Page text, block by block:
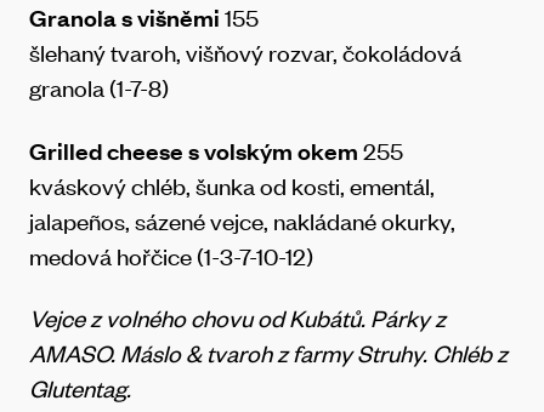
Granola s višněmi155
šlehaný tvaroh, višňový rozvar, čokoládová
granola (1-7-8)
Grilled cheese s volským okem255
kváskový chléb, šunka od kosti, ementál,
jalapeños, sázené vejce, nakládané okurky,
medová hořčice (1-3-7-10-12)
Vejce z volného chovu od Kubátů. Párky z
AMASO. Máslo & tvaroh z farmy Struhy. Chléb z
Glutentag.